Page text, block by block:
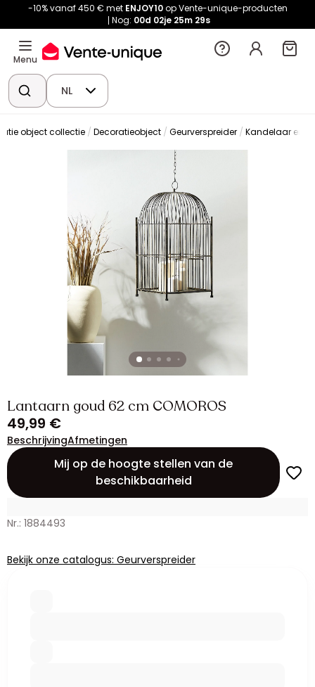
-10% vanaf 450 € met ENJOY10op Vente-unique-producten
Nog: 00d 02je 25m 29s
Menu
NL
object collectie Decoratieobject Geurverspreider Kandelaar en
Lantaarn goud 62 cm COMOROS
49,99 €
BeschrijvingAfmetingen
Mij op de hoogte stellen van de
beschikbaarheid
Nr.: 1884493
Bekijk onze catalogus: Geurverspreider